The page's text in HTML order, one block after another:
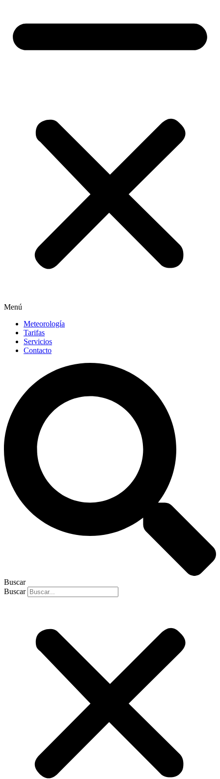
Menú
Meteorología
Tarifas
Servicios
Contacto
Buscar
Buscar